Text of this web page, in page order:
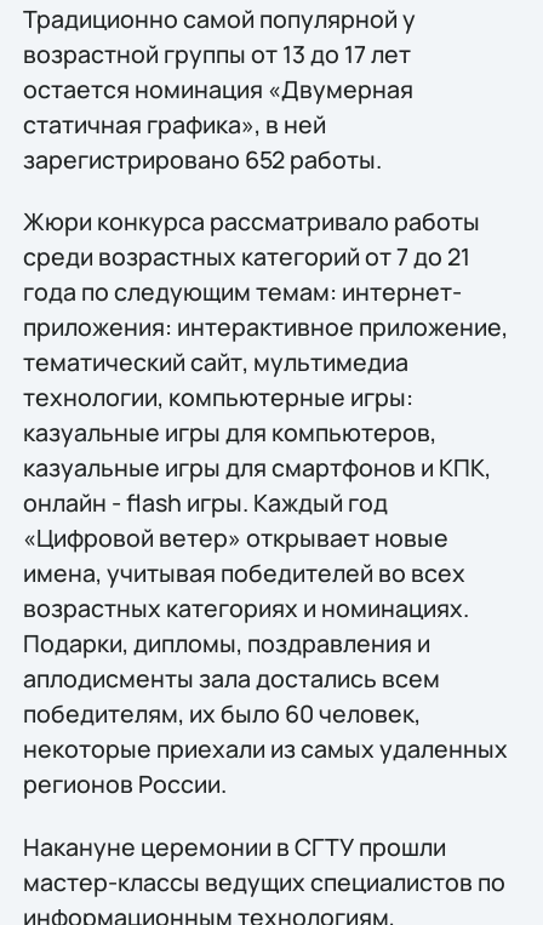
Традиционно самой популярной у
возрастной группы от 13 до 17 лет
остается номинация «Двумерная
статичная графика», в ней
зарегистрировано 652 работы.
Жюри конкурса рассматривало работы
среди возрастных категорий от 7 до 21
года по следующим темам: интернет-
приложения: интерактивное приложение,
тематический сайт, мультимедиа
технологии, компьютерные игры:
казуальные игры для компьютеров,
казуальные игры для смартфонов и КПК,
онлайн - flash игры. Каждый год
«Цифровой ветер» открывает новые
имена, учитывая победителей во всех
возрастных категориях и номинациях.
Подарки, дипломы, поздравления и
аплодисменты зала достались всем
победителям, их было 60 человек,
некоторые приехали из самых удаленных
регионов России.
Накануне церемонии в СГТУ прошли
мастер-классы ведущих специалистов по
информационным технологиям,